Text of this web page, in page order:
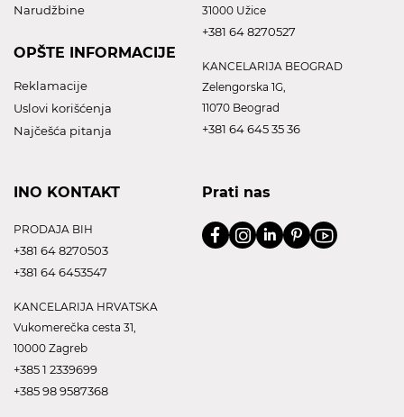
Narudžbine
OPŠTE INFORMACIJE
Reklamacije
Uslovi korišćenja
Najčešća pitanja
31000 Užice
+381 64 8270527
KANCELARIJA BEOGRAD
Zelengorska 1G,
11070 Beograd
+381 64 645 35 36
INO KONTAKT
PRODAJA BIH
+381 64 8270503
+381 64 6453547
KANCELARIJA HRVATSKA
Vukomerečka cesta 31,
10000 Zagreb
+385 1 2339699
+385 98 9587368
Prati nas